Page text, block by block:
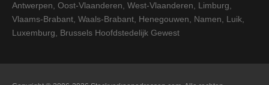
Antwerpen Oost-Vlaanderen West-Vlaanderen Limburg
Vlaams-Brabant Waals-Brabant Henegouwen Namen Luik
Luxemburg
Brussels Hoofdstedelijk Gewest